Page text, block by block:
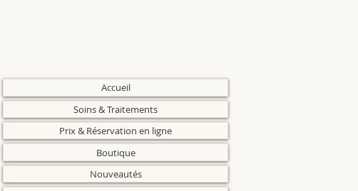
Accueil
Soins & Traitements
Prix & Réservation en ligne
Boutique
Nouveautés